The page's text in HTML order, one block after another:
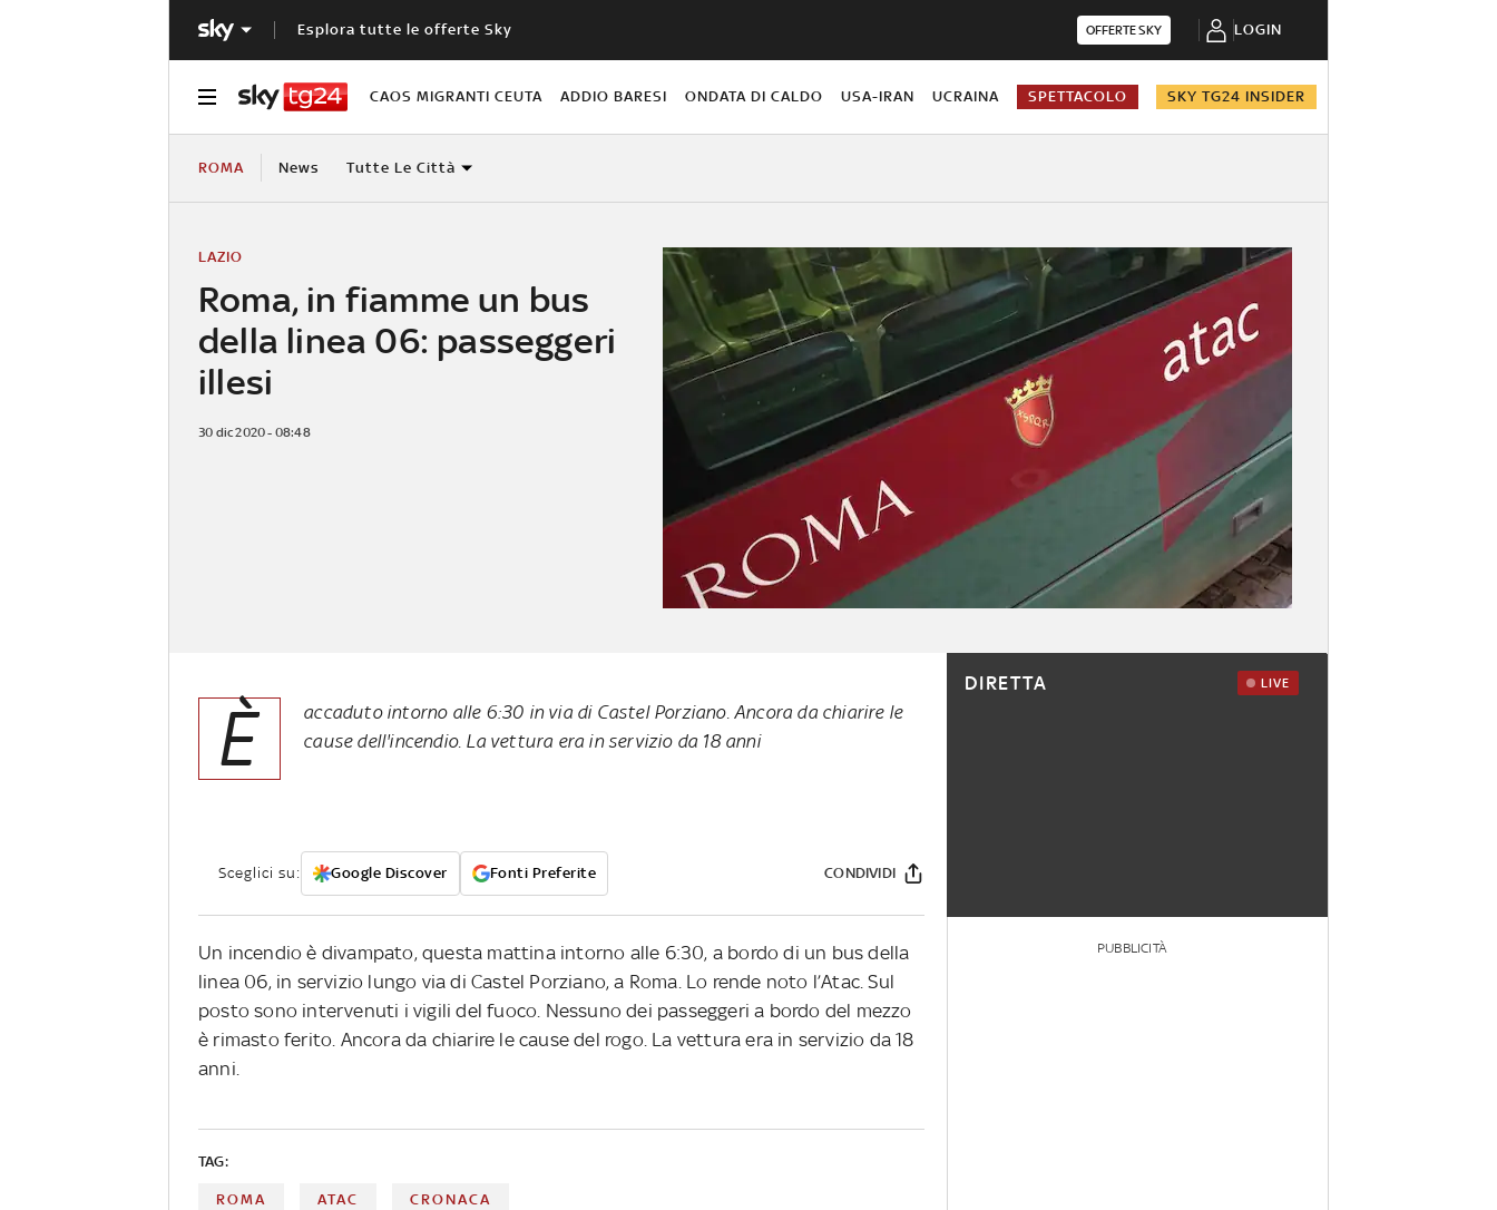
Esplora tutte le offerte Sky OFFERTE SKY LOGIN
CAOS MIGRANTI CEUTA ADDIO BARESI ONDATA DI CALDO USA-IRAN UCRAINA SPETTACOLO SKY TG24 INSIDER
ROMA News Tutte Le Città
Roma, in fiamme un bus
della linea 06: passeggeri
illesi
LAZIO
30 dic 2020 - 08:48
È
accaduto intorno alle 6:30 in via di Castel Porziano. Ancora da chiarire le
cause dell'incendio. La vettura era in servizio da 18 anni
Sceglici su: Google Discover Fonti Preferite CONDIVIDI
Un incendio è divampato, questa mattina intorno alle 6:30, a bordo di un bus della
linea 06, in servizio lungo via di Castel Porziano, a Roma. Lo rende noto l’Atac. Sul
posto sono intervenuti i vigili del fuoco. Nessuno dei passeggeri a bordo del mezzo
è rimasto ferito. Ancora da chiarire le cause del rogo. La vettura era in servizio da 18
anni.
TAG:
ROMA ATAC CRONACA
DIRETTA LIVE
PUBBLICITÀ